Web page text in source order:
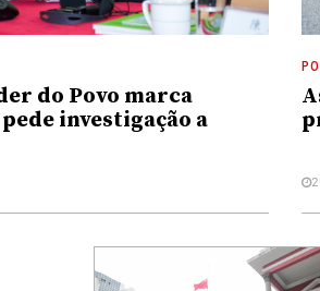
do Povo marca
investigação a